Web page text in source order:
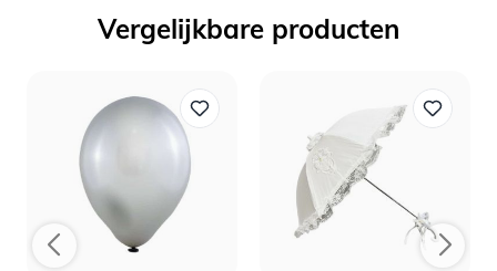
Vergelijkbare producten